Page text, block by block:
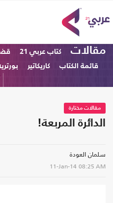
مقالات كتاب عربي 21
قائمة الكتاب
كاريكاتير
مقالات مختارة
الدائرة المربعة!
سلمان العودة
11-Jan-14 08:25 AM